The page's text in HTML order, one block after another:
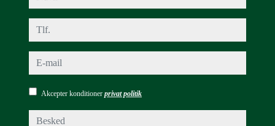
tlf.
e-mail
Akcepter konditioner privat politik
besked